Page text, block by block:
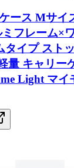
ース Mサイ
ミフレーム×
タイプ スト
量 キャリー
Light マイ